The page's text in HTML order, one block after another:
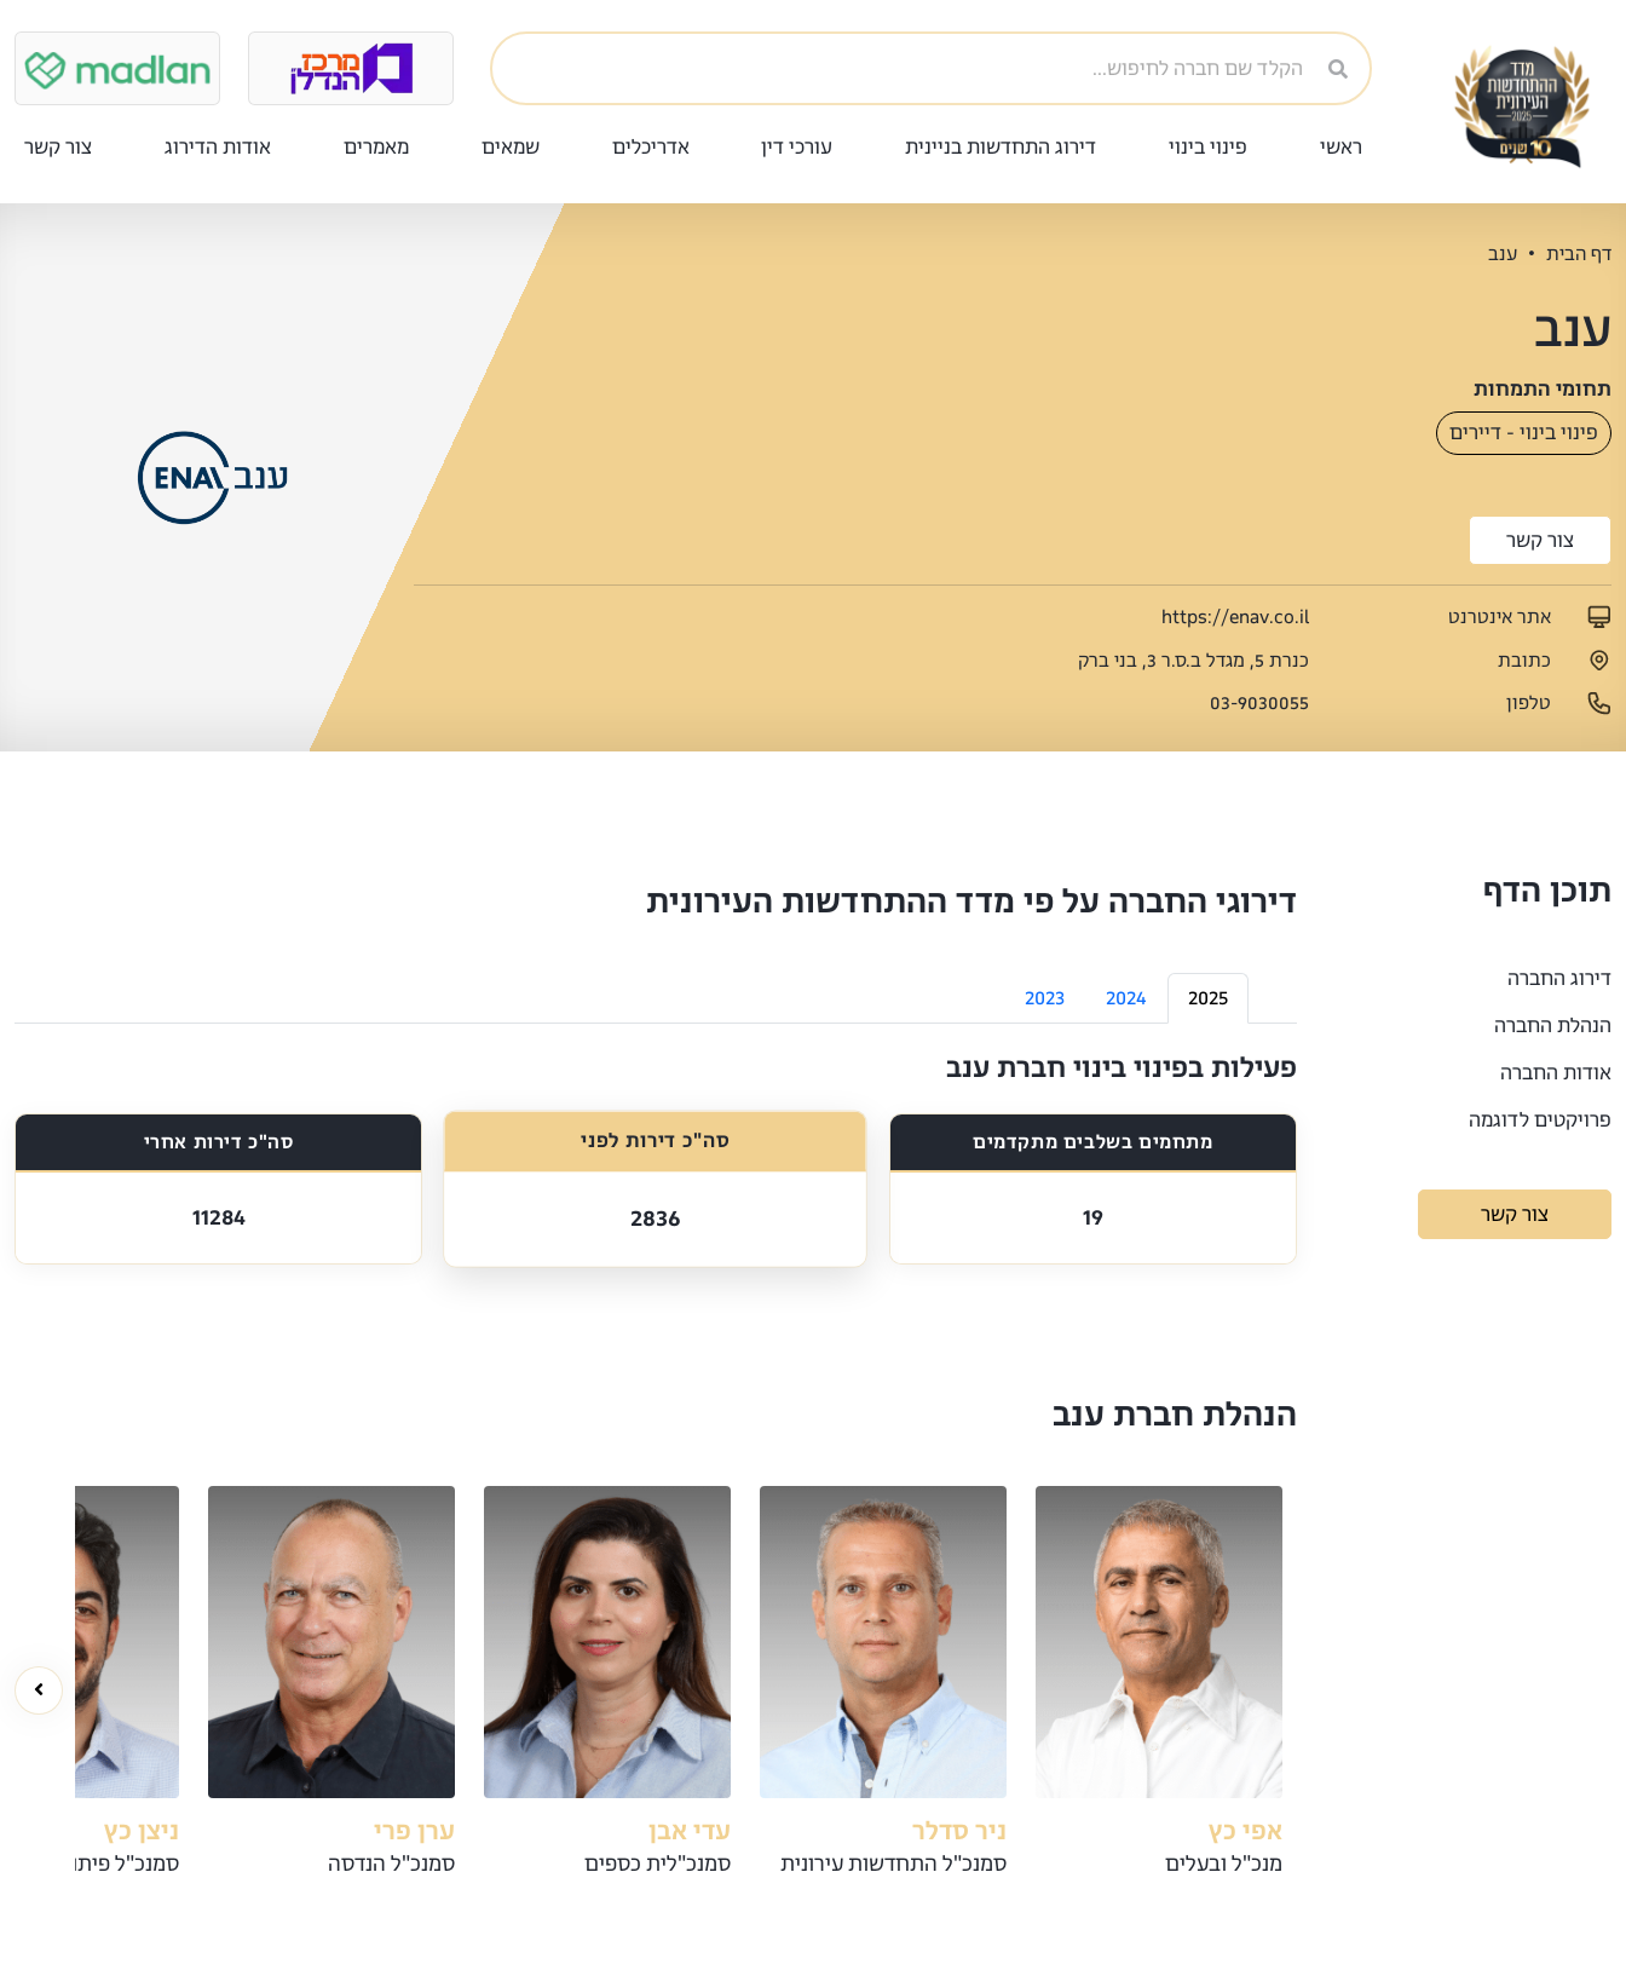
ראשי פינוי בינוי דירוג התחדשות בניינית עורכי דין אדריכלים שמאים מאמרים אודות הדירוג צור קשר
דף הבית ענב
ענב
תחומי התמחות
פינוי בינוי - דיירים
צור קשר
אתר אינטרנט
https://enav.co.il
כתובת
כנרת 5, מגדל ב.ס.ר 3, בני ברק
טלפון
03-9030055
תוכן הדף
דירוג החברה
הנהלת החברה
אודות החברה
פרויקטים לדוגמה
צור קשר
דירוגי החברה על פי מדד ההתחדשות העירונית
2025
2024
2023
פעילות בפינוי בינוי חברת ענב
מתחמים בשלבים מתקדמים
19
סה"כ דירות לפני
2836
סה"כ דירות אחרי
11284
הנהלת חברת ענב
אפי כץ
מנכ"ל ובעלים
ניר סדלר
סמנכ"ל התחדשות עירונית
עדי אבן
סמנכ"לית כספים
ערן פרי
סמנכ"ל הנדסה
ניצן כץ
סמנכ"ל פיתוח עסקי